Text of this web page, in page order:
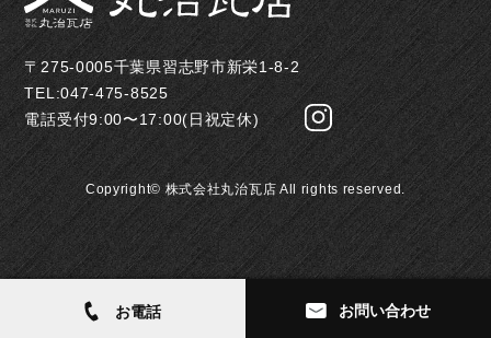
〒275-0005千葉県習志野市新栄1-8-2
TEL:047-475-8525
電話受付9:00〜17:00(日祝定休)
Copyright© 株式会社丸治瓦店 All rights reserved.
お電話 お問い合わせ